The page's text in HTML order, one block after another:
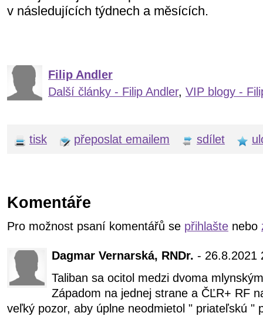
v následujících týdnech a měsících.
Filip Andler
Další články - Filip Andler, VIP blogy -
tisk přeposlat emailem sdílet
Komentáře
Pro možnost psaní komentářů se přihlašte nebo
Dagmar Vernarská, RNDr. - 26.8.2021
Taliban sa ocitol medzi dvoma
Západom na jednej strane a ČĽR+ RF
veľký pozor, aby úplne neodmietol " priateľskú "